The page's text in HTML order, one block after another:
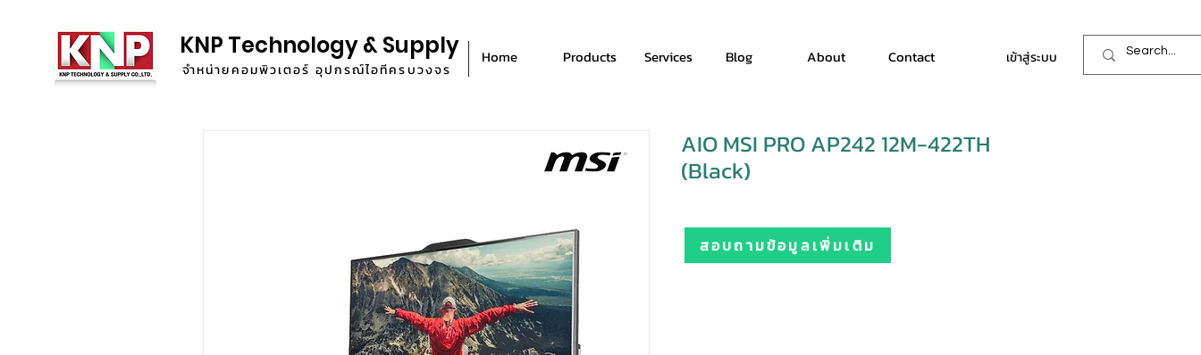
KNP Technology & Supply
จำหน่ายคอมพิวเตอร์ อุปกรณ์ไอทีครบวงจร
Home Products Services Blog About Contact เข้าสู่ระบบ
AIO MSI PRO AP242 12M-422TH
(Black)
สอบถามข้อมูลเพิ่มเติม